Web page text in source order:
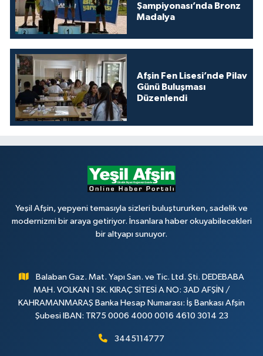
Şampiyonası’nda Bronz
Madalya
Afşin Fen Lisesi’nde Pilav
Günü Buluşması
Düzenlendi
Yeşil Afşin, yepyeni temasıyla sizleri buluştururken, sadelik ve
modernizmi bir araya getiriyor. İnsanlara haber okuyabilecekleri
bir altyapı sunuyor.
Balaban Gaz. Mat. Yapı San. ve Tic. Ltd. Şti. DEDEBABA
MAH. VOLKAN 1 SK. KIRAÇ SİTESİ A NO: 3AD AFŞİN /
KAHRAMANMARAŞ Banka Hesap Numarası: İş Bankası Afşin
Şubesi IBAN: TR75 0006 4000 0016 4610 3014 23
3445114777